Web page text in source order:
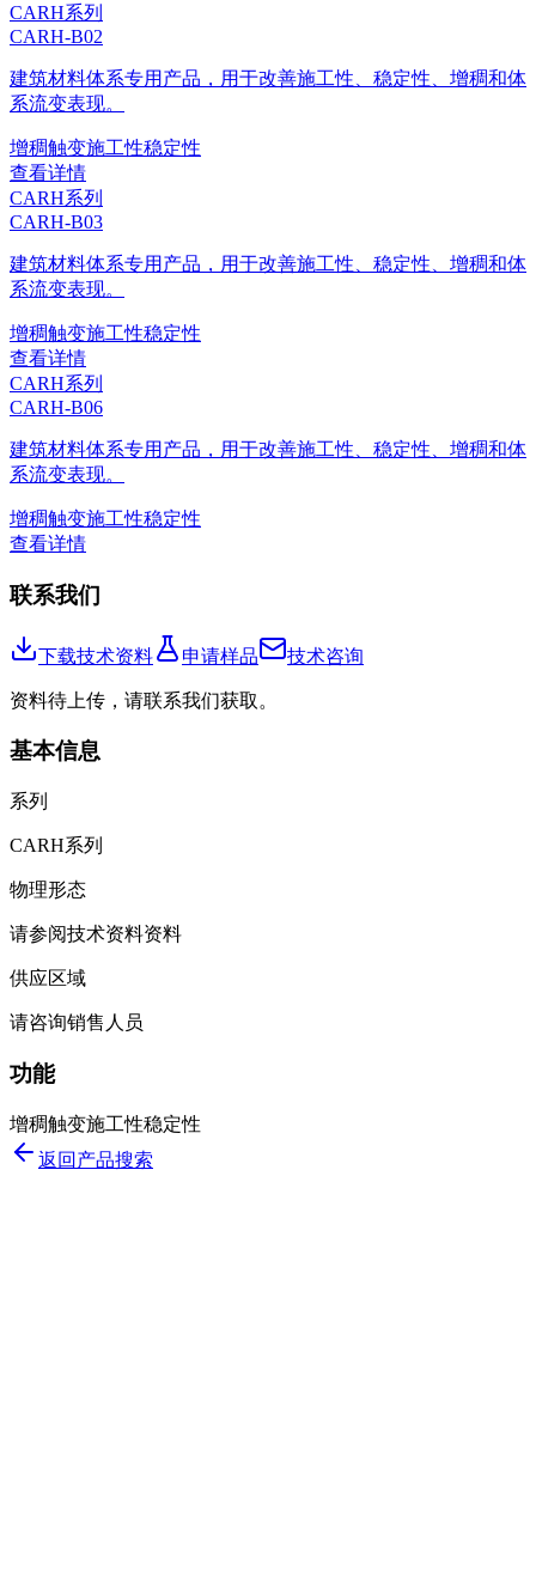
CARH系列
CARH-B02
建筑材料体系专用产品，用于改善施工性、稳定性、增稠和体
系流变表现。
增稠触变施工性稳定性
查看详情
CARH系列
CARH-B03
建筑材料体系专用产品，用于改善施工性、稳定性、增稠和体
系流变表现。
增稠触变施工性稳定性
查看详情
CARH系列
CARH-B06
建筑材料体系专用产品，用于改善施工性、稳定性、增稠和体
系流变表现。
增稠触变施工性稳定性
查看详情
联系我们
下载技术资料 申请样品 技术咨询
资料待上传，请联系我们获取。
基本信息
系列
CARH系列
物理形态
请参阅技术资料资料
供应区域
请咨询销售人员
功能
增稠触变施工性稳定性
返回产品搜索